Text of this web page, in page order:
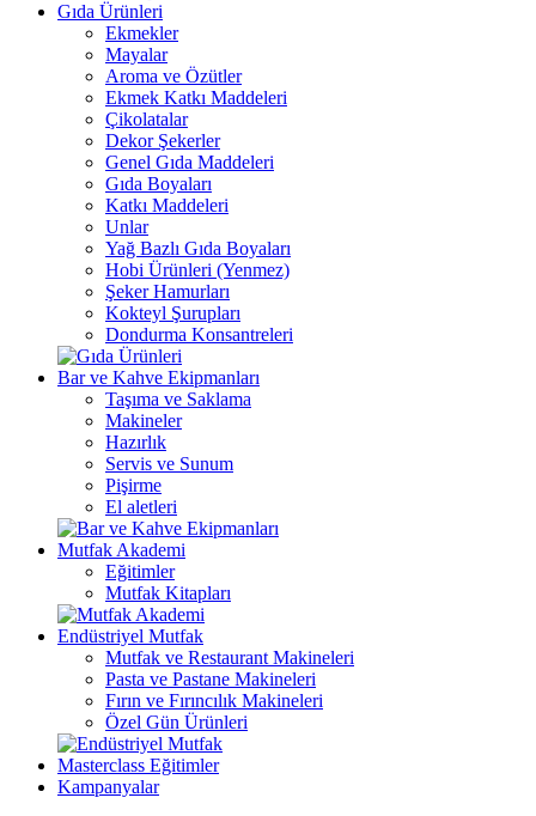
Gıda Ürünleri
Ekmekler
Mayalar
Aroma ve Özütler
Ekmek Katkı Maddeleri
Çikolatalar
Dekor Şekerler
Genel Gıda Maddeleri
Gıda Boyaları
Katkı Maddeleri
Unlar
Yağ Bazlı Gıda Boyaları
Hobi Ürünleri (Yenmez)
Şeker Hamurları
Kokteyl Şurupları
Dondurma Konsantreleri
Bar ve Kahve Ekipmanları
Taşıma ve Saklama
Makineler
Hazırlık
Servis ve Sunum
Pişirme
El aletleri
Mutfak Akademi
Eğitimler
Mutfak Kitapları
Endüstriyel Mutfak
Mutfak ve Restaurant Makineleri
Pasta ve Pastane Makineleri
Fırın ve Fırıncılık Makineleri
Özel Gün Ürünleri
Masterclass Eğitimler
Kampanyalar